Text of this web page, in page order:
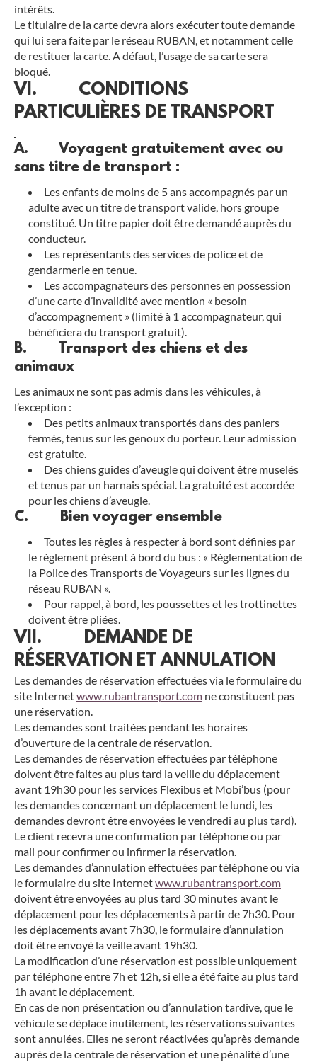
intérêts.
Le titulaire de la carte devra alors exécuter toute demande
qui lui sera faite par le réseau RUBAN, et notamment celle
de restituer la carte. A défaut, l’usage de sa carte sera
bloqué.
VI. CONDITIONS
PARTICULIÈRES DE TRANSPORT
A. Voyagent gratuitement avec ou
sans titre de transport :
Les enfants de moins de 5 ans accompagnés par un
adulte avec un titre de transport valide, hors groupe
constitué. Un titre papier doit être demandé auprès du
conducteur.
Les représentants des services de police et de
gendarmerie en tenue.
Les accompagnateurs des personnes en possession
d’une carte d’invalidité avec mention « besoin
d’accompagnement » (limité à 1 accompagnateur, qui
bénéficiera du transport gratuit).
B. Transport des chiens et des
animaux
Les animaux ne sont pas admis dans les véhicules, à
l’exception :
Des petits animaux transportés dans des paniers
fermés, tenus sur les genoux du porteur. Leur admission
est gratuite.
Des chiens guides d’aveugle qui doivent être muselés
et tenus par un harnais spécial. La gratuité est accordée
pour les chiens d’aveugle.
C. Bien voyager ensemble
Toutes les règles à respecter à bord sont définies par
le règlement présent à bord du bus : « Règlementation de
la Police des Transports de Voyageurs sur les lignes du
réseau RUBAN ».
Pour rappel, à bord, les poussettes et les trottinettes
doivent être pliées.
VII. DEMANDE DE
RÉSERVATION ET ANNULATION
Les demandes de réservation effectuées via le formulaire du
site Internetwww.rubantransport.com ne constituent pas
une réservation.
Les demandes sont traitées pendant les horaires
d’ouverture de la centrale de réservation.
Les demandes de réservation effectuées par téléphone
doivent être faites au plus tard la veille du déplacement
avant 19h30 pour les services Flexibus et Mobi’bus (pour
les demandes concernant un déplacement le lundi, les
demandes devront être envoyées le vendredi au plus tard).
Le client recevra une confirmation par téléphone ou par
mail pour confirmer ou infirmer la réservation.
Les demandes d’annulation effectuées par téléphone ou via
le formulaire du site Internetwww.rubantransport.com
doivent être envoyées au plus tard 30 minutes avant le
déplacement pour les déplacements à partir de 7h30. Pour
les déplacements avant 7h30, le formulaire d’annulation
doit être envoyé la veille avant 19h30.
La modification d’une réservation est possible uniquement
par téléphone entre 7h et 12h, si elle a été faite au plus tard
1h avant le déplacement.
En cas de non présentation ou d’annulation tardive, que le
véhicule se déplace inutilement, les réservations suivantes
sont annulées. Elles ne seront réactivées qu’après demande
auprès de la centrale de réservation et une pénalité d’une